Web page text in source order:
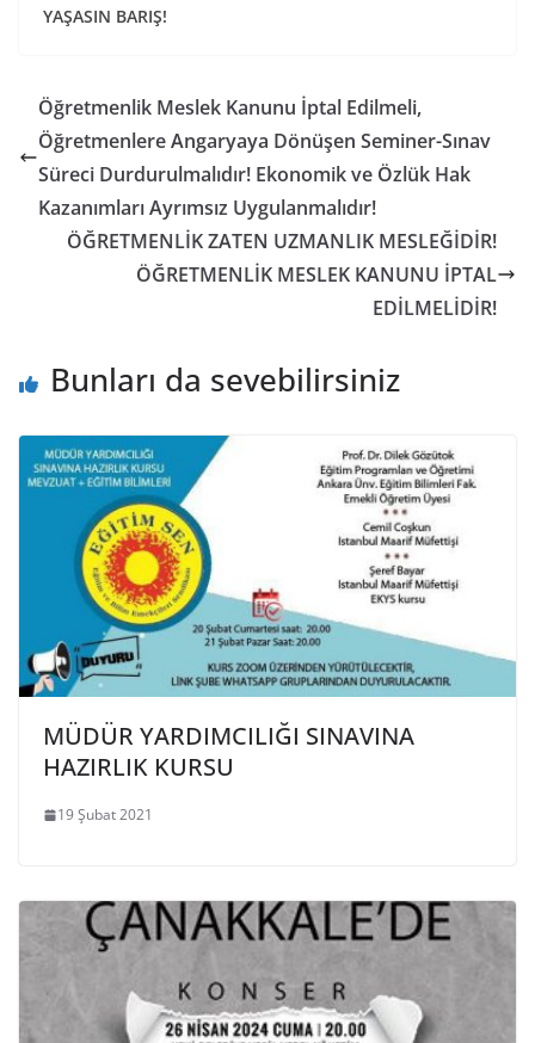
YAŞASIN BARIŞ!
Öğretmenlik Meslek Kanunu İptal Edilmeli,
Öğretmenlere Angaryaya Dönüşen Seminer-Sınav
Süreci Durdurulmalıdır! Ekonomik ve Özlük Hak
Kazanımları Ayrımsız Uygulanmalıdır!
ÖĞRETMENLİK ZATEN UZMANLIK MESLEĞİDİR!
ÖĞRETMENLİK MESLEK KANUNU İPTAL
EDİLMELİDİR!
Bunları da sevebilirsiniz
MÜDÜR YARDIMCILIĞI SINAVINA
HAZIRLIK KURSU
19 Şubat 2021